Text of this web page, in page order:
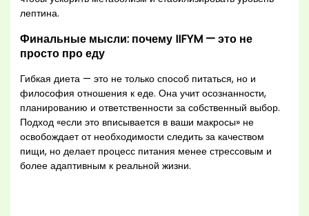
лептина.
Финальные мысли: почему IIFYM — это не
просто про еду
Гибкая диета — это не только способ питаться, но и
философия отношения к еде. Она учит осознанности,
планированию и ответственности за собственный выбор.
Подход «если это вписывается в ваши макросы» не
освобождает от необходимости следить за качеством
пищи, но делает процесс питания менее стрессовым и
более адаптивным к реальной жизни.